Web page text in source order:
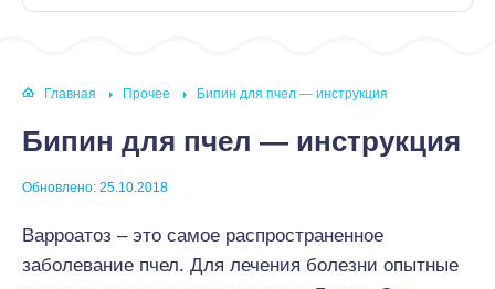
Главная Прочее Бипин для пчел — инструкция
Бипин для пчел — инструкция
Обновлено: 25.10.2018
Варроатоз – это самое распространенное
заболевание пчел. Для лечения болезни опытные